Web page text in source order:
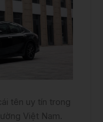
tên uy tín trong
Việt Nam.